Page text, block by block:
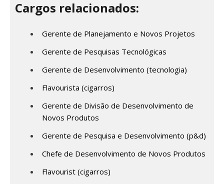
Cargos relacionados:
Gerente de Planejamento e Novos Projetos
Gerente de Pesquisas Tecnológicas
Gerente de Desenvolvimento (tecnologia)
Flavourista (cigarros)
Gerente de Divisão de Desenvolvimento de
Novos Produtos
Gerente de Pesquisa e Desenvolvimento (p&d)
Chefe de Desenvolvimento de Novos Produtos
Flavourist (cigarros)